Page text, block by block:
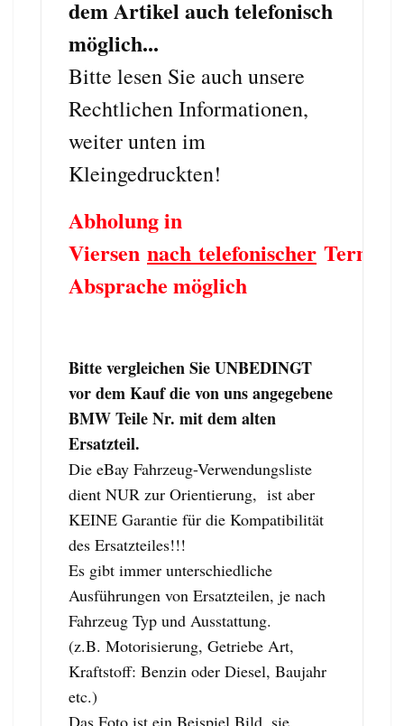
dem Artikel auch telefonisch
möglich...
Bitte lesen Sie auch unsere
Rechtlichen Informationen,
weiter unten im
Kleingedruckten!
Abholung in
Viersen nach telefonischer Termin
Absprache möglich
Bitte vergleichen Sie UNBEDINGT
vor dem Kauf die von uns angegebene
BMW Teile Nr. mit dem alten
Ersatzteil.
Die eBay Fahrzeug-Verwendungsliste
dient NUR zur Orientierung, ist aber
KEINE Garantie für die Kompatibilität
des Ersatzteiles!!!
Es gibt immer unterschiedliche
Ausführungen von Ersatzteilen, je nach
Fahrzeug Typ und Ausstattung.
(z.B. Motorisierung, Getriebe Art,
Kraftstoff: Benzin oder Diesel, Baujahr
etc.)
Das Foto ist ein Beispiel Bild, sie